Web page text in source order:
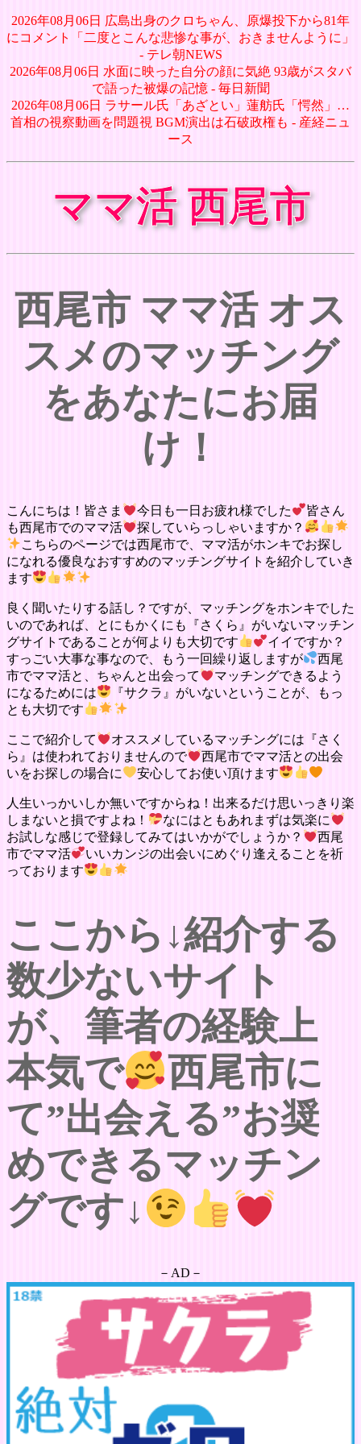
2026年08月06日 広島出身のクロちゃん、原爆投下から81年
にコメント「二度とこんな悲惨な事が、おきませんように」
- テレ朝NEWS
2026年08月06日 水面に映った自分の顔に気絶 93歳がスタバ
で語った被爆の記憶 - 毎日新聞
2026年08月06日 ラサール氏「あざとい」蓮舫氏「愕然」…
首相の視察動画を問題視 BGM演出は石破政権も - 産経ニュ
ース
ママ活 西尾市
西尾市 ママ活 オス
スメのマッチング
をあなたにお届
け！
こんにちは！皆さま 今日も一日お疲れ様でした
皆さん
も西尾市でのママ活
探していらっしゃいますか？
こちらのページでは西尾市で、ママ活がホンキでお探し
になれる優良なおすすめのマッチングサイトを紹介していき
ます
良く聞いたりする話し？ですが、マッチングをホンキでした
いのであれば、とにもかくにも『さくら』がいないマッチン
グサイトであることが何よりも大切です
イイですか？
すっごい大事な事なので、もう一回繰り返しますが
西尾
市でママ活と、ちゃんと出会って
マッチングできるよう
になるためには
『サクラ』がいないということが、もっ
とも大切です
ここで紹介して
オススメしているマッチングには『さく
ら』は使われておりませんので
西尾市でママ活との出会
いをお探しの場合に
安心してお使い頂けます
人生いっかいしか無いですからね！出来るだけ思いっきり楽
しまないと損ですよね！
なにはともあれまずは気楽に
お試しな感じで登録してみてはいかがでしょうか？
西尾
市でママ活
いいカンジの出会いにめぐり逢えることを祈
っております
ここから↓紹介する
数少ないサイト
が、筆者の経験上
本気で
西尾市に
て”出会える”お奨
めできるマッチン
グです↓
－AD－